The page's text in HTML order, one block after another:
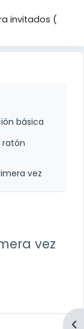
invitados (
básica
ratón
vez
vez